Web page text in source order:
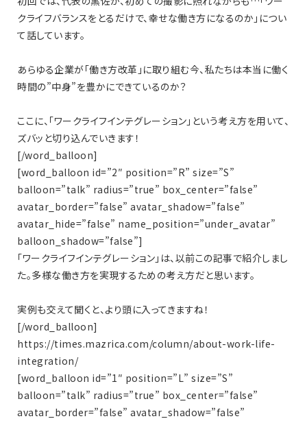
クライフバランスをとるだけで、幸せな働き方になるのか」につい
て話しています。
あらゆる企業が「働き方改革」に取り組む今、私たちは本当に働く
時間の”中身”を豊かにできているのか？
ここに、「ワークライフインテグレーション」という考え方を用いて、
ズバッと切り込んでいきます！
[/word_balloon]
[word_balloon id=”2″ position=”R” size=”S”
balloon=”talk” radius=”true” box_center=”false”
avatar_border=”false” avatar_shadow=”false”
avatar_hide=”false” name_position=”under_avatar”
balloon_shadow=”false”]
「ワークライフインテグレーション」は、以前この記事で紹介しまし
た。多様な働き方を実現するための考え方だと思います。
実例も交えて聞くと、より頭に入ってきますね！
[/word_balloon]
https://times.mazrica.com/column/about-work-life-
integration/
[word_balloon id=”1″ position=”L” size=”S”
balloon=”talk” radius=”true” box_center=”false”
avatar_border=”false” avatar_shadow=”false”